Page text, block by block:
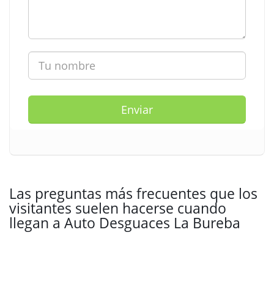
Enviar
Las preguntas más frecuentes que los
visitantes suelen hacerse cuando
llegan a Auto Desguaces La Bureba